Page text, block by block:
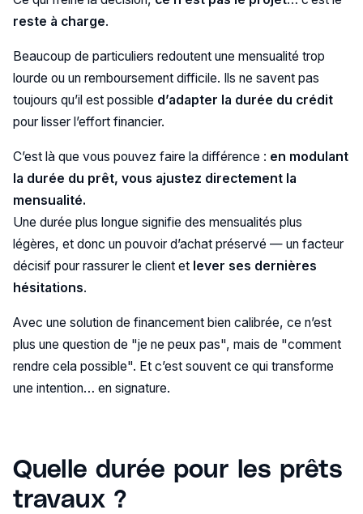
reste à charge.
Beaucoup de particuliers redoutent une mensualité trop
lourde ou un remboursement difficile. Ils ne savent pas
toujours qu’il est possible d’adapter la durée du crédit
pour lisser l’effort financier.
C’est là que vous pouvez faire la différence : en modulant
la durée du prêt, vous ajustez directement la
mensualité.
Une durée plus longue signifie des mensualités plus
légères, et donc un pouvoir d’achat préservé — un facteur
décisif pour rassurer le client et lever ses dernières
hésitations.
Avec une solution de financement bien calibrée, ce n’est
plus une question de "je ne peux pas", mais de "comment
rendre cela possible". Et c’est souvent ce qui transforme
une intention… en signature.
Quelle durée pour les prêts
travaux ?